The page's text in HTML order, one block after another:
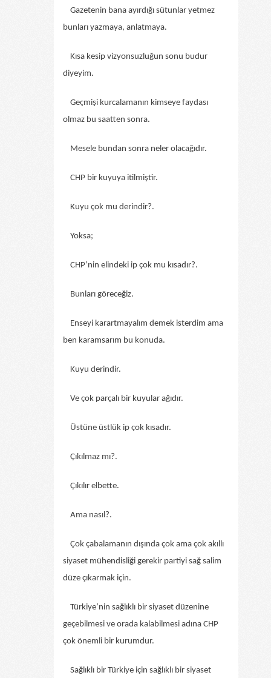
Gazetenin bana ayırdığı sütunlar yetmez
bunları yazmaya, anlatmaya.
Kısa kesip vizyonsuzluğun sonu budur
diyeyim.
Geçmişi kurcalamanın kimseye faydası
olmaz bu saatten sonra.
Mesele bundan sonra neler olacağıdır.
CHP bir kuyuya itilmiştir.
Kuyu çok mu derindir?.
Yoksa;
CHP’nin elindeki ip çok mu kısadır?.
Bunları göreceğiz.
Enseyi karartmayalım demek isterdim ama
ben karamsarım bu konuda.
Kuyu derindir.
Ve çok parçalı bir kuyular ağıdır.
Üstüne üstlük ip çok kısadır.
Çıkılmaz mı?.
Çıkılır elbette.
Ama nasıl?.
Çok çabalamanın dışında çok ama çok akıllı
siyaset mühendisliği gerekir partiyi sağ salim
düze çıkarmak için.
Türkiye’nin sağlıklı bir siyaset düzenine
geçebilmesi ve orada kalabilmesi adına CHP
çok önemli bir kurumdur.
Sağlıklı bir Türkiye için sağlıklı bir siyaset